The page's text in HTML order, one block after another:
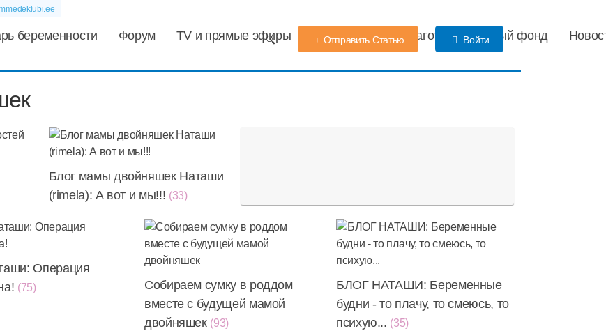
беременности Форум TV и прямые эфиры Детский сад Благотворительный фонд
Отправить Статью Войти
Блог мамы двойняшек Наташи
(rimela): А вот и мы!!! (33)
Операция
(75)
Собираем сумку в роддом
вместе с будущей мамой
двойняшек (93)
БЛОГ НАТАШИ: Беременные
будни - то плачу, то смеюсь, то
психую... (35)